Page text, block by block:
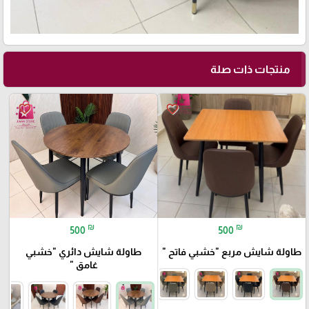
🎓
منتجات ذات صلة
favorite_border
500 ₪
طاولة شايش مربع "خشبي فاتح "
favorite_border
500 ₪
طاولة شايش دائري "خشبي
غامق "